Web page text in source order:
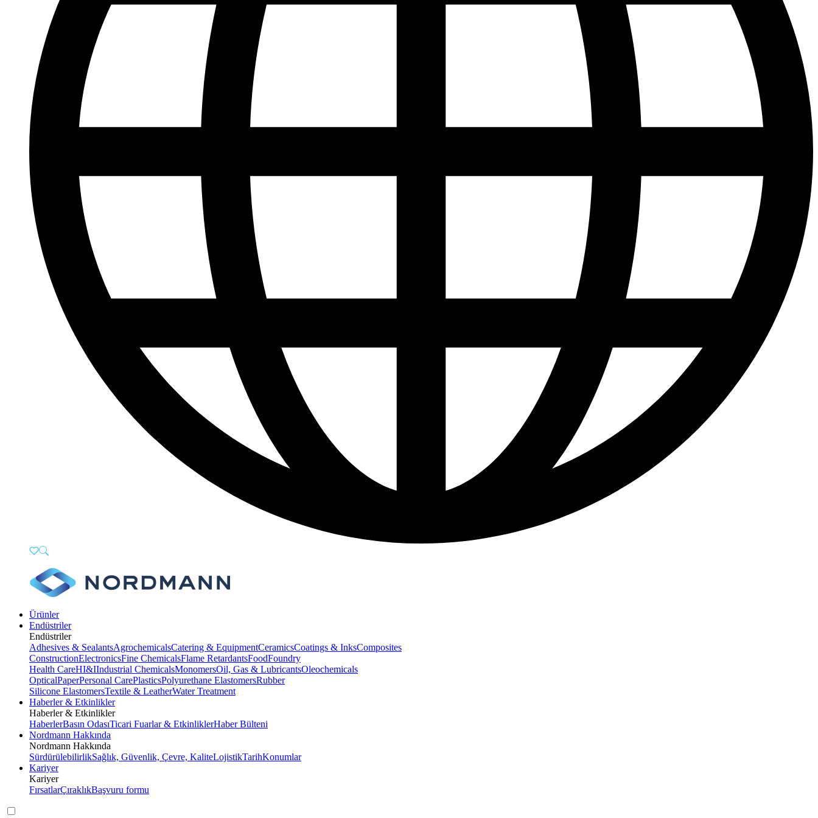
Ürünler
Endüstriler
Endüstriler
Adhesives & SealantsAgrochemicalsCatering & EquipmentCeramicsCoatings & InksComposites
ConstructionElectronicsFine ChemicalsFlame RetardantsFoodFoundry
Health CareHI&IIndustrial ChemicalsMonomersOil, Gas & LubricantsOleochemicals
OpticalPaperPersonal CarePlasticsPolyurethane ElastomersRubber
Silicone ElastomersTextile & LeatherWater Treatment
Haberler & Etkinlikler
Haberler & Etkinlikler
HaberlerBasın OdasıTicari Fuarlar & EtkinliklerHaber Bülteni
Nordmann Hakkında
Nordmann Hakkında
SürdürülebilirlikSağlık, Güvenlik, Çevre, KaliteLojistikTarihKonumlar
Kariyer
Kariyer
FırsatlarÇıraklıkBaşvuru formu